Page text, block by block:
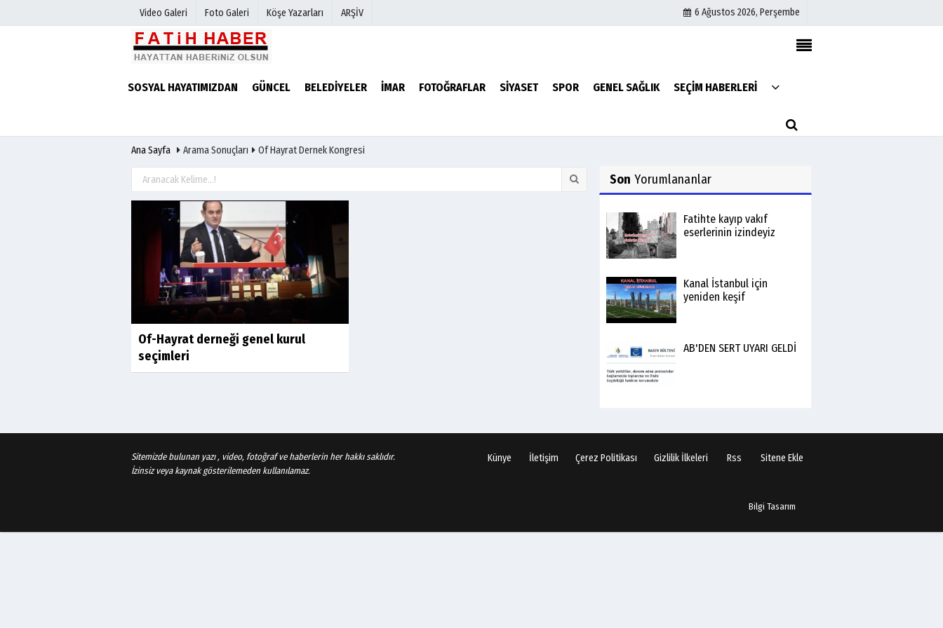
Video Galeri Foto Galeri Köşe Yazarları ARŞİV 6 Ağustos 2026, Perşembe
SOSYAL HAYATIMIZDAN GÜNCEL BELEDİYELER İMAR FOTOĞRAFLAR SİYASET SPOR GENEL SAĞLIK SEÇİM HABERLERİ
Biyografiler
Köşe Yazarları
Künye
Çerez Politikası
Ana Sayfa Arama Sonuçları Of Hayrat Dernek Kongresi
Of-Hayrat derneği genel kurul
seçimleri
Son Yorumlananlar
Fatihte kayıp vakıf
eserlerinin izindeyiz
Kanal İstanbul için
yeniden keşif
AB'DEN SERT UYARI GELDİ
Sitemizde bulunan yazı , video, fotoğraf ve haberlerin her hakkı saklıdır.
İzinsiz veya kaynak gösterilemeden kullanılamaz.
Künye İletişim Çerez Politikası Gizlilik İlkeleri Rss Sitene Ekle
Bilgi Tasarım